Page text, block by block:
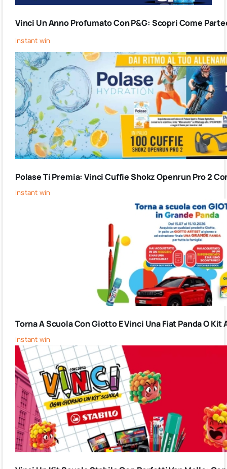
Vinci Un Anno Profumato Con P&G: Scopri Come
Instant win
Polase Ti Premia: Vinci Cuffie Shokz Openrun Pro 2
Instant win
Torna A Scuola Con Giotto E Vinci Una Fiat Panda O
Instant win